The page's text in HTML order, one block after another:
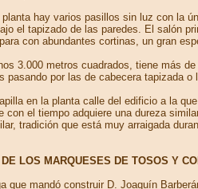
planta hay varios pasillos sin luz con la
el tapizado de las paredes. El salón
con abundantes cortinas, un gran
3.000 metros cuadrados, tiene más
pasando por las de cabecera tapizada
en la planta calle del edificio a la
con el tiempo adquiere una dureza
tradición que está muy arraigada
LOS MARQUESES DE TOSOS Y
que mandó construir D. Joaquín